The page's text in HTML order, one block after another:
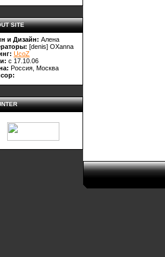
SITE
и Дизайн: Алена
[denis] OXanna
UcoZ
с 17.10.06
Россия, Москва